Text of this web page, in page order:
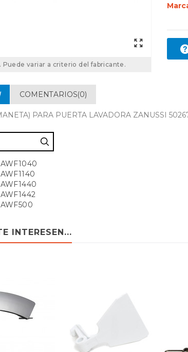
variar a criterio del fabricante.
COMENTARIOS(0)
PARA PUERTA LAVADORA ZANUSSI
AWF800
INTERESEN...